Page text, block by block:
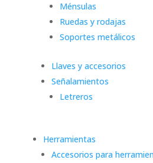
Ménsulas
Ruedas y rodajas
Soportes metálicos
Llaves y accesorios
Señalamientos
Letreros
Herramientas
Accesorios para